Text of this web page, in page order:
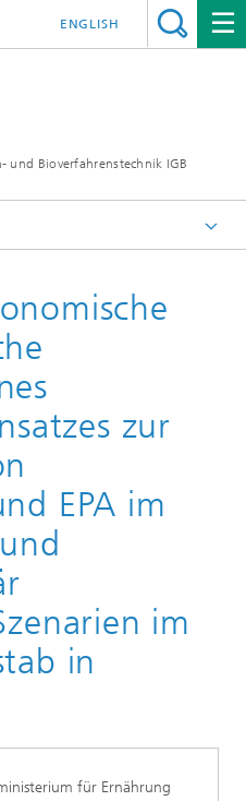
und Bioverfahrenstechnik IGB
ENGLISH
zur
EPA im
im
in
für Ernährung